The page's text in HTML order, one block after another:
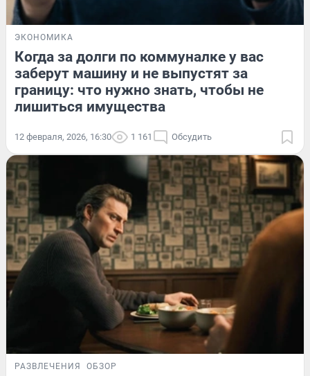
ЭКОНОМИКА
Когда за долги по коммуналке у вас
заберут машину и не выпустят за
границу: что нужно знать, чтобы не
лишиться имущества
12 февраля, 2026, 16:30 1 161 Обсудить
РАЗВЛЕЧЕНИЯ ОБЗОР